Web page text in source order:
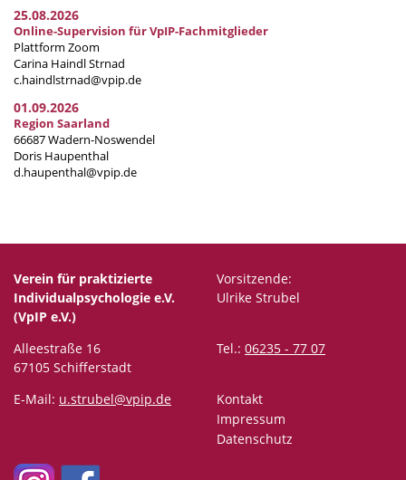
25.08.2026
Online-Supervision für VpIP-Fachmitglieder
Plattform Zoom
Carina Haindl Strnad
c.haindlstrnad@vpip.de
01.09.2026
Region Saarland
66687 Wadern-Noswendel
Doris Haupenthal
d.haupenthal@vpip.de
Verein für praktizierte
Individualpsychologie e.V.
(VpIP e.V.)
Vorsitzende:
Ulrike Strubel
Alleestraße 16
67105 Schifferstadt
Tel.: 06235 - 77 07
E-Mail: u.strubel@vpip.de
Kontakt
Impressum
Datenschutz